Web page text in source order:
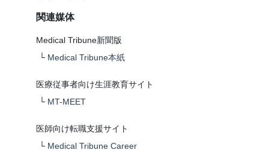
関連媒体
Medical Tribune新聞版
└ Medical Tribune本紙
医療従事者向け生涯教育サイト
└ MT-MEET
医師向け転職支援サイト
└ Medical Tribune Career